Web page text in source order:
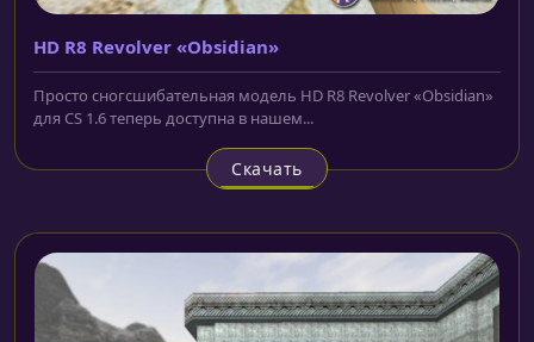
HD R8 Revolver «Obsidian»
Просто сногсшибательная модель HD R8 Revolver «Obsidian»
для CS 1.6 теперь доступна в нашем...
Скачать